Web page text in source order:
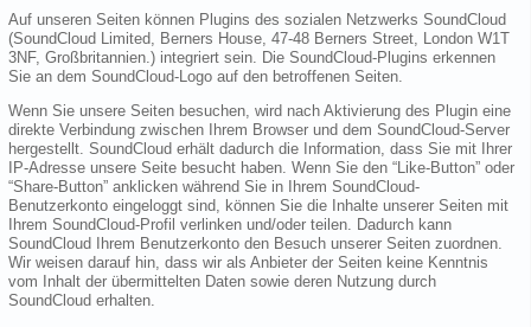
Auf unseren Seiten können Plugins des sozialen Netzwerks SoundCloud
(SoundCloud Limited, Berners House, 47-48 Berners Street, London W1T
3NF, Großbritannien.) integriert sein. Die SoundCloud-Plugins erkennen
Sie an dem SoundCloud-Logo auf den betroffenen Seiten.
Wenn Sie unsere Seiten besuchen, wird nach Aktivierung des Plugin eine
direkte Verbindung zwischen Ihrem Browser und dem SoundCloud-Server
hergestellt. SoundCloud erhält dadurch die Information, dass Sie mit Ihrer
IP-Adresse unsere Seite besucht haben. Wenn Sie den “Like-Button” oder
“Share-Button” anklicken während Sie in Ihrem SoundCloud-
Benutzerkonto eingeloggt sind, können Sie die Inhalte unserer Seiten mit
Ihrem SoundCloud-Profil verlinken und/oder teilen. Dadurch kann
SoundCloud Ihrem Benutzerkonto den Besuch unserer Seiten zuordnen.
Wir weisen darauf hin, dass wir als Anbieter der Seiten keine Kenntnis
vom Inhalt der übermittelten Daten sowie deren Nutzung durch
SoundCloud erhalten.